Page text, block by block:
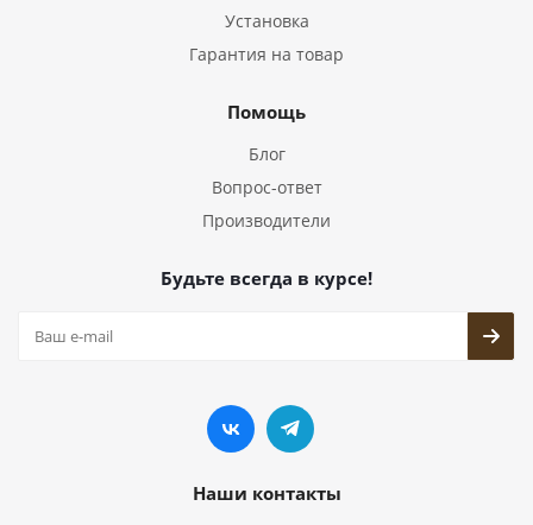
Установка
Гарантия на товар
Помощь
Блог
Вопрос-ответ
Производители
Будьте всегда в курсе!
Наши контакты